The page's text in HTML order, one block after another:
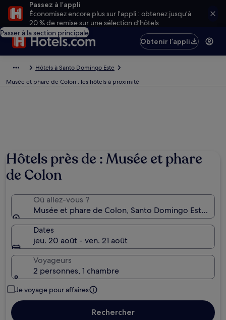
Passez à l’appli
Économisez encore plus sur l’appli : obtenez jusqu’à
20 % de remise sur une sélection d’hôtels
Passer à la section principale
Obtenir l’appli
Hôtels à Santo Domingo Este
Musée et phare de Colon : les hôtels à proximité
Hôtels près de : Musée et phare
de Colon
Où allez-vous ?
Musée et phare de Colon, Santo Domingo Este,
Dates
jeu. 20 août - ven. 21 août
Voyageurs
2 personnes, 1 chambre
Je voyage pour affaires
Rechercher